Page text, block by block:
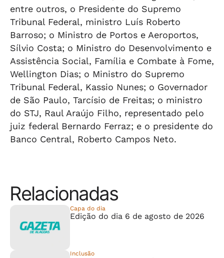
entre outros, o Presidente do Supremo
Tribunal Federal, ministro Luís Roberto
Barroso; o Ministro de Portos e Aeroportos,
Sílvio Costa; o Ministro do Desenvolvimento e
Assistência Social, Família e Combate à Fome,
Wellington Dias; o Ministro do Supremo
Tribunal Federal, Kassio Nunes; o Governador
de São Paulo, Tarcísio de Freitas; o ministro
do STJ, Raul Araújo Filho, representado pelo
juiz federal Bernardo Ferraz; e o presidente do
Banco Central, Roberto Campos Neto.
Relacionadas
Capa do dia
Edição do dia 6 de agosto de 2026
Inclusão